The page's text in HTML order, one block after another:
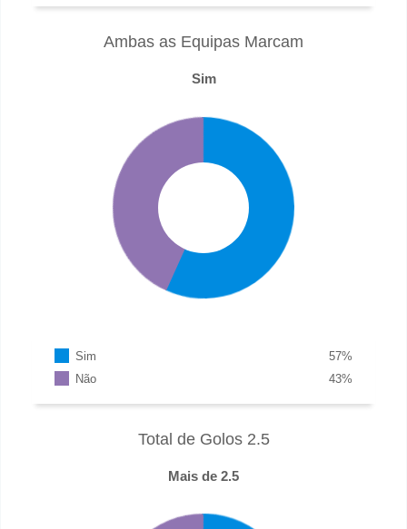
Ambas as Equipas Marcam
Sim
Sim %
57
Não
%
43
Total de Golos 2.5
Mais de 2.5